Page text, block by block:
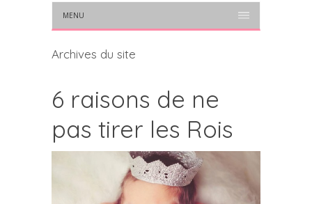
MENU
Archives du site
6 raisons de ne
pas tirer les Rois